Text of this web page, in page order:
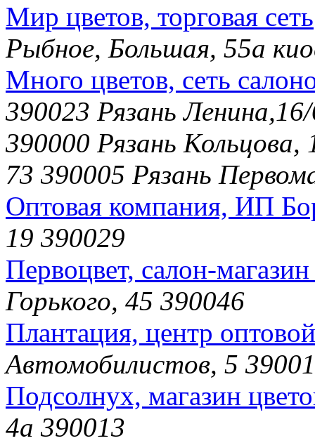
Мир цветов, торговая сеть
Рыбное, Большая, 55а
Много цветов, сеть
390023 Рязань
390000 Рязань
73 390005 Рязань
Оптовая компания, ИП
19 390029
Первоцвет, салон-магазин
Горького, 45 390046
Плантация, центр
Автомобилистов, 5
Подсолнух, магазин
4а 390013